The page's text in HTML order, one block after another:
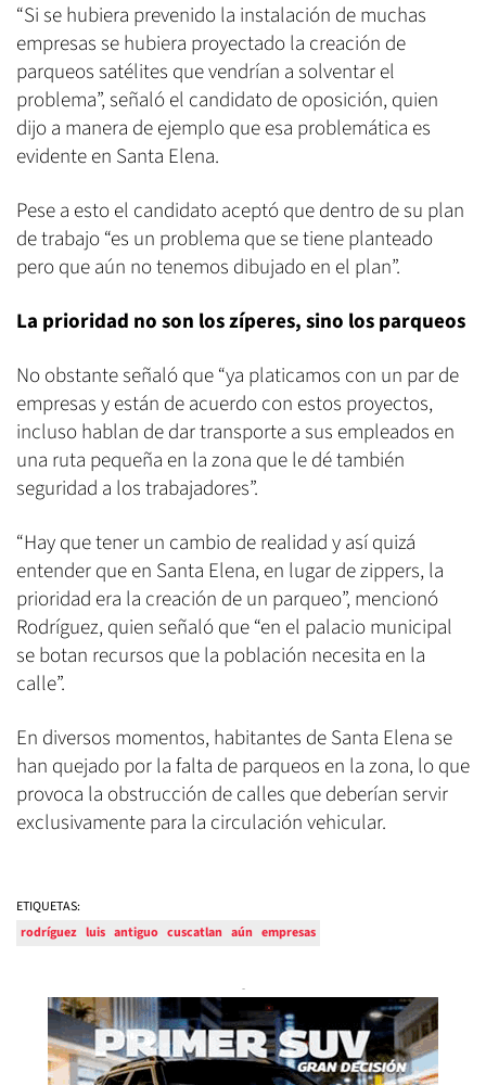
“Si se hubiera prevenido la instalación de muchas
empresas se hubiera proyectado la creación de
parqueos satélites que vendrían a solventar el
problema”, señaló el candidato de oposición, quien
dijo a manera de ejemplo que esa problemática es
evidente en Santa Elena.
Pese a esto el candidato aceptó que dentro de su plan
de trabajo “es un problema que se tiene planteado
pero que aún no tenemos dibujado en el plan”.
La prioridad no son los zíperes, sino los parqueos
No obstante señaló que “ya platicamos con un par de
empresas y están de acuerdo con estos proyectos,
incluso hablan de dar transporte a sus empleados en
una ruta pequeña en la zona que le dé también
seguridad a los trabajadores”.
“Hay que tener un cambio de realidad y así quizá
entender que en Santa Elena, en lugar de zippers, la
prioridad era la creación de un parqueo”, mencionó
Rodríguez, quien señaló que “en el palacio municipal
se botan recursos que la población necesita en la
calle”.
En diversos momentos, habitantes de Santa Elena se
han quejado por la falta de parqueos en la zona, lo que
provoca la obstrucción de calles que deberían servir
exclusivamente para la circulación vehicular.
ETIQUETAS:
rodríguez luis antiguo cuscatlan aún empresas